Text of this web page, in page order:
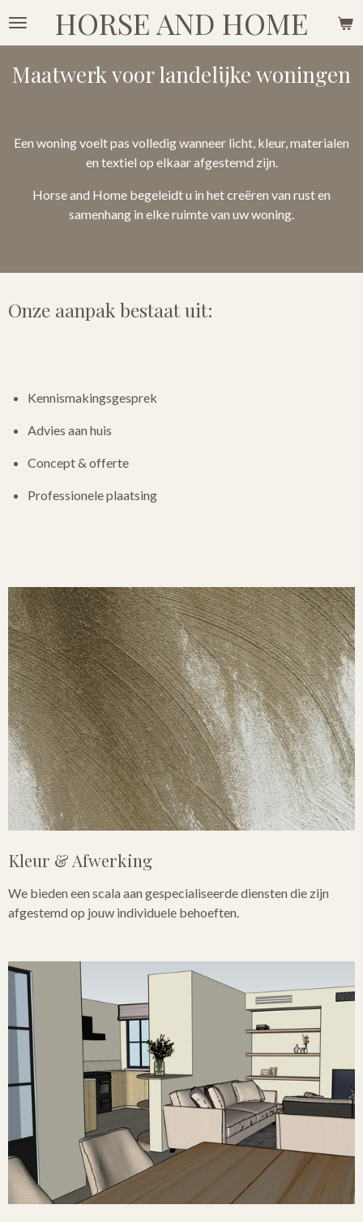
Ga
de
HORSE AND HOME
Maatwerk voor landelijke woningen
Een woning voelt pas volledig wanneer licht, kleur, materialen
en textiel op elkaar afgestemd zijn.
Horse and Home begeleidt u in het creëren van rust en
samenhang in elke ruimte van uw woning.
Onze aanpak bestaat uit:
Kennismakingsgesprek
Advies aan huis
Concept & offerte
Professionele plaatsing
Kleur & Afwerking
We bieden een scala aan gespecialiseerde diensten die zijn
afgestemd op jouw individuele behoeften.